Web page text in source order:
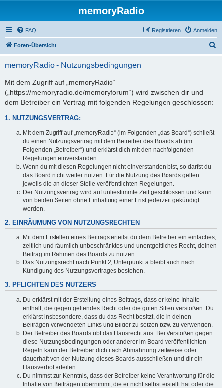
memoryRadio
FAQ Anmelden
Registrieren
Foren-Übersicht
memoryRadio - Nutzungsbedingungen
Mit dem Zugriff auf „memoryRadio“
(„https://memoryradio.de/memoryforum“) wird zwischen dir und
dem Betreiber ein Vertrag mit folgenden Regelungen geschlossen:
1. NUTZUNGSVERTRAG:
Mit dem Zugriff auf „memoryRadio“ (im Folgenden „das Board“) schließt
du einen Nutzungsvertrag mit dem Betreiber des Boards ab (im
Folgenden „Betreiber“) und erklärst dich mit den nachfolgenden
Regelungen einverstanden.
Wenn du mit diesen Regelungen nicht einverstanden bist, so darfst du
das Board nicht weiter nutzen. Für die Nutzung des Boards gelten
jeweils die an dieser Stelle veröffentlichten Regelungen.
Der Nutzungsvertrag wird auf unbestimmte Zeit geschlossen und kann
von beiden Seiten ohne Einhaltung einer Frist jederzeit gekündigt
werden.
2. EINRÄUMUNG VON NUTZUNGSRECHTEN
Mit dem Erstellen eines Beitrags erteilst du dem Betreiber ein einfaches,
zeitlich und räumlich unbeschränktes und unentgeltliches Recht, deinen
Beitrag im Rahmen des Boards zu nutzen.
Das Nutzungsrecht nach Punkt 2, Unterpunkt a bleibt auch nach
Kündigung des Nutzungsvertrages bestehen.
3. PFLICHTEN DES NUTZERS
Du erklärst mit der Erstellung eines Beitrags, dass er keine Inhalte
enthält, die gegen geltendes Recht oder die guten Sitten verstoßen. Du
erklärst insbesondere, dass du das Recht besitzt, die in deinen
Beiträgen verwendeten Links und Bilder zu setzen bzw. zu verwenden.
Der Betreiber des Boards übt das Hausrecht aus. Bei Verstößen gegen
diese Nutzungsbedingungen oder anderer im Board veröffentlichten
Regeln kann der Betreiber dich nach Abmahnung zeitweise oder
dauerhaft von der Nutzung dieses Boards ausschließen und dir ein
Hausverbot erteilen.
Du nimmst zur Kenntnis, dass der Betreiber keine Verantwortung für die
Inhalte von Beiträgen übernimmt, die er nicht selbst erstellt hat oder die